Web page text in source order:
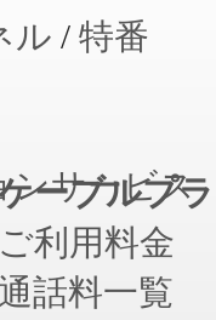
ル / 特番
ンサービス
ーブルプ
ご利用料金
通話料一覧